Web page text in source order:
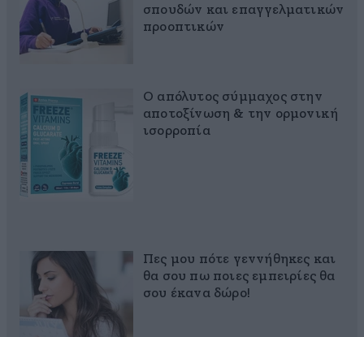
σπουδών και επαγγελματικών
προοπτικών
Ο απόλυτος σύμμαχος στην
αποτοξίνωση & την ορμονική
ισορροπία
Πες μου πότε γεννήθηκες και
θα σου πω ποιες εμπειρίες θα
σου έκανα δώρο!